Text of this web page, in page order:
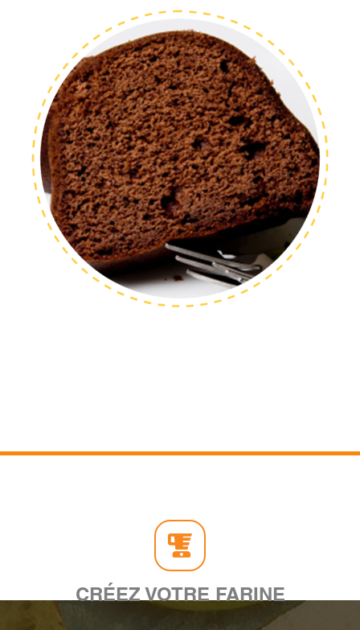
CRÉEZ VOTRE FARINE